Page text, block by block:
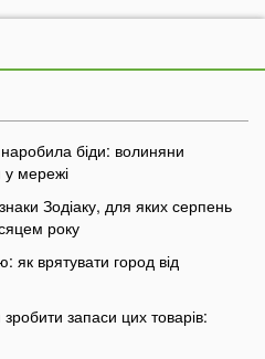
біди: волиняни
у мережі
Зодіаку, для яких серпень
року
як врятувати город від
зробити запаси цих товарів: